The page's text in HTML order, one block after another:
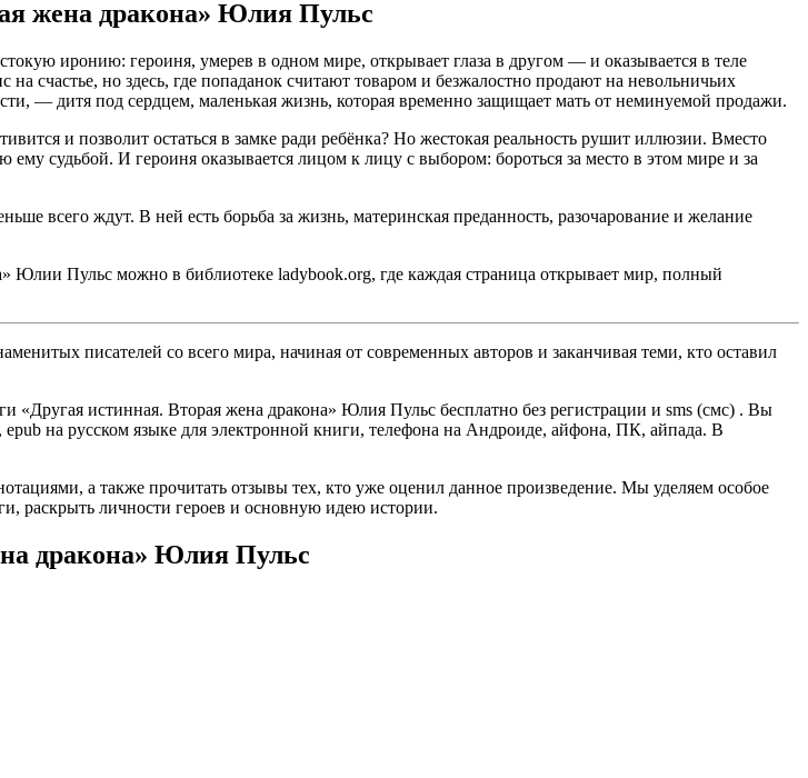
жена дракона» Юлия Пульс
иронию: героиня, умерев в одном мире, открывает глаза в другом — и оказывается в теле
счастье, но здесь, где попаданок считают товаром и безжалостно продают на невольничьих
— дитя под сердцем, маленькая жизнь, которая временно защищает мать от неминуемой продажи.
и позволит остаться в замке ради ребёнка? Но жестокая реальность рушит иллюзии. Вместо
судьбой. И героиня оказывается лицом к лицу с выбором: бороться за место в этом мире и за
всего ждут. В ней есть борьба за жизнь, материнская преданность, разочарование и желание
Юлии Пульс можно в библиотеке ladybook.org, где каждая страница открывает мир, полный
писателей со всего мира, начиная от современных авторов и заканчивая теми, кто оставил
истинная. Вторая жена дракона» Юлия Пульс бесплатно без регистрации и sms (смс) . Вы
на русском языке для электронной книги, телефона на Андроиде, айфона, ПК, айпада. В
а также прочитать отзывы тех, кто уже оценил данное произведение. Мы уделяем особое
раскрыть личности героев и основную идею истории.
дракона» Юлия Пульс